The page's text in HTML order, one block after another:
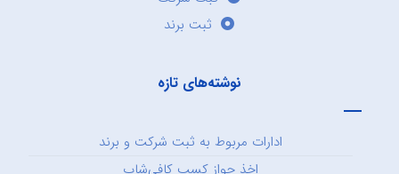
ثبت برند
نوشته‌های تازه
ادارات مربوط به ثبت شرکت و برند